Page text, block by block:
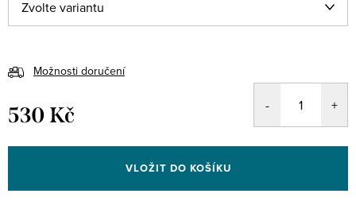
Možnosti doručení
530 Kč
cena:
VLOŽIT DO KOŠÍKU